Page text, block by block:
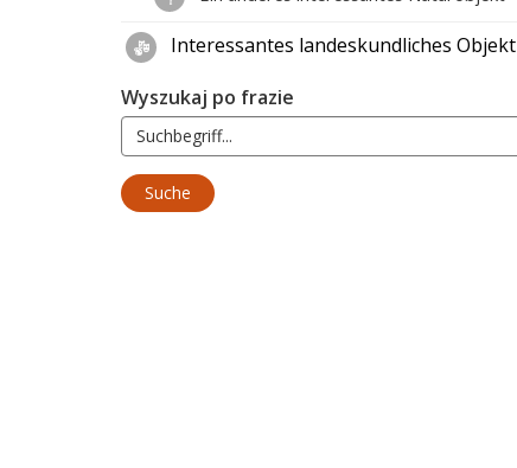
Interessantes landeskundliches Objekt
Wyszukaj po frazie